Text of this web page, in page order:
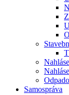
Samospráva